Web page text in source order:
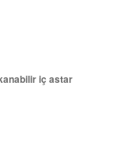
iç astar